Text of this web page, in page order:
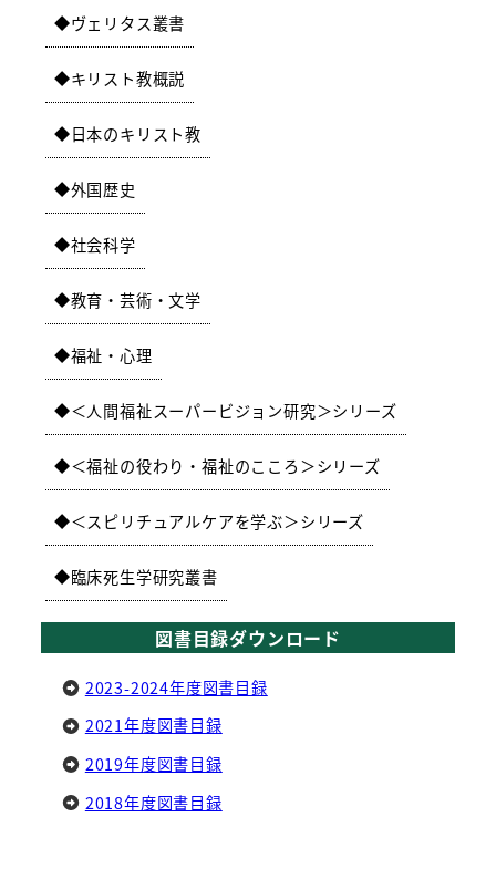
ヴェリタス叢書
キリスト教概説
日本のキリスト教
外国歴史
社会科学
教育・芸術・文学
福祉・心理
＜人間福祉スーパービジョン研究＞シリーズ
＜福祉の役わり・福祉のこころ＞シリーズ
＜スピリチュアルケアを学ぶ＞シリーズ
臨床死生学研究叢書
図書目録ダウンロード
2023-2024年度図書目録
2021年度図書目録
2019年度図書目録
2018年度図書目録